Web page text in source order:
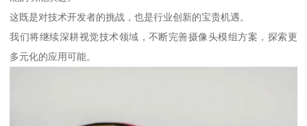
这既是对技术开发者的挑战，也是行业创新的宝贵机遇。
我们将继续深耕视觉技术领域，不断完善摄像头模组方案，探索更
多元化的应用可能。